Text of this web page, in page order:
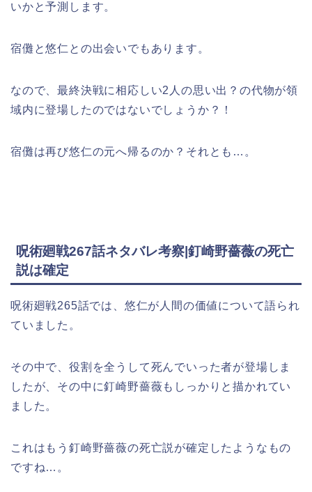
いかと予測します。
宿儺と悠仁との出会いでもあります。
なので、最終決戦に相応しい2人の思い出？の代物が領
域内に登場したのではないでしょうか？！
宿儺は再び悠仁の元へ帰るのか？それとも…。
呪術廻戦267話ネタバレ考察|釘崎野薔薇の死亡
説は確定
呪術廻戦265話では、悠仁が人間の価値について語られ
ていました。
その中で、役割を全うして死んでいった者が登場しま
したが、その中に釘崎野薔薇もしっかりと描かれてい
ました。
これはもう釘崎野薔薇の死亡説が確定したようなもの
ですね…。